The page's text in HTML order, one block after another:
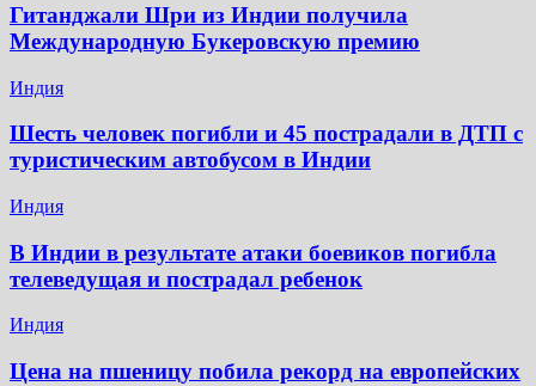
Гитанджали Шри из Индии получила
Международную Букеровскую премию
Индия
Шесть человек погибли и 45 пострадали в ДТП с
туристическим автобусом в Индии
Индия
В Индии в результате атаки боевиков погибла
телеведущая и пострадал ребенок
Индия
Цена на пшеницу побила рекорд на европейских